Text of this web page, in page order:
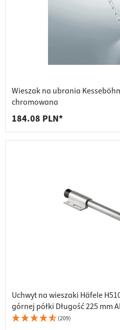
Wieszak na ubrania
chromowana
184.08 PLN*
Uchwyt na wieszaki Häfele
górnej półki Długość 225 mm
(209)